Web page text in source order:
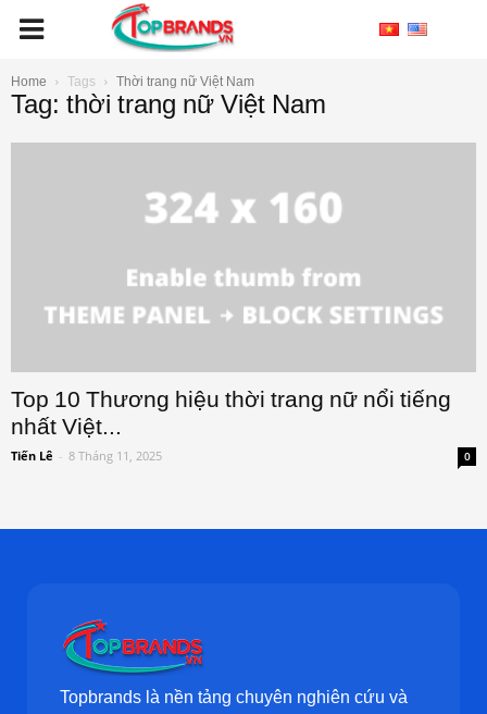
Home Tags Thời trang nữ Việt Nam
Tag: thời trang nữ Việt Nam
Top 10 Thương hiệu thời trang nữ nổi tiếng
nhất Việt...
Tiến Lê - 8 Tháng 11, 2025 0
Topbrands là nền tảng chuyên nghiên cứu và